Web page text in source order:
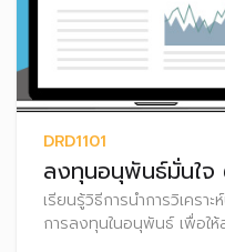
DRD1101
ลงทุนอนุพันธ์มั่นใจ
เรียนรู้วิธีการนำการวิเครา
การลงทุนในอนุพันธ์ เพื่อใ